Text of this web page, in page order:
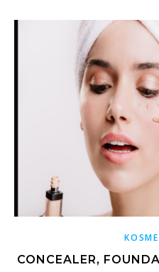
CONCEALER,